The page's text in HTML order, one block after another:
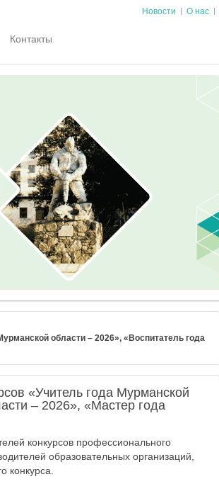
Новости О нас
Контакты
области – 2026», «Воспитатель года
«Учитель года Мурманской
– 2026», «Мастер года
конкурсов профессионального
образовательных организаций,
конкурса.